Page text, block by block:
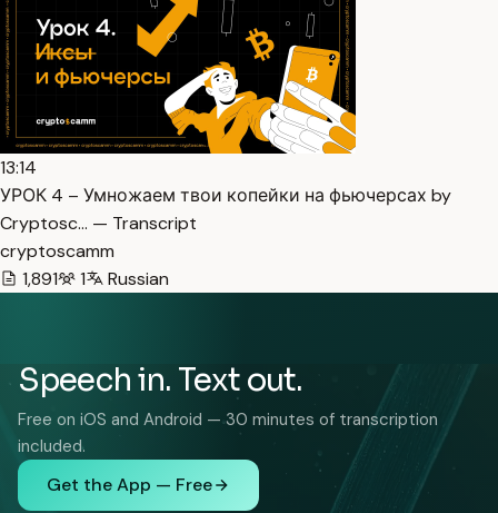
13:14
УРОК 4 – Умножаем твои копейки на фьючерсах by
Cryptosc… — Transcript
cryptoscamm
1,891
1 Russian
Speech in. Text out.
Free on iOS and Android — 30 minutes of transcription
included.
Get the App — Free